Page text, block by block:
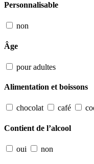
Personnalisable
non
Âge
pour adultes
Alimentation et boissons
chocolat café
Contient de l’alcool
oui non